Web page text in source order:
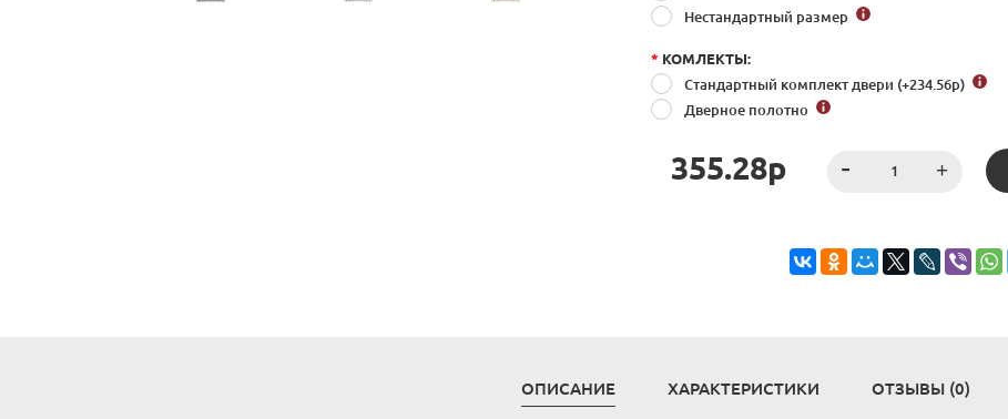
Нестандартный размер
* КОМЛЕКТЫ:
Стандартный комплект двери (+234.56р)
Дверное полотно
355.28р
ОПИСАНИЕ ХАРАКТЕРИСТИКИ ОТЗЫВЫ (0)